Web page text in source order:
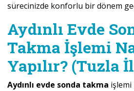
sürecinizde konforlu bir dönem
Aydınlı Evde
Takma İşlemi
Yapılır? (Tuzla
Aydınlı evde sonda takma işlemi